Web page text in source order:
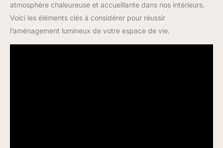
atmosphère chaleureuse et accueillante dans nos intérieurs.
Voici les éléments clés à considérer pour réussir
l’aménagement lumineux de votre espace de vie.